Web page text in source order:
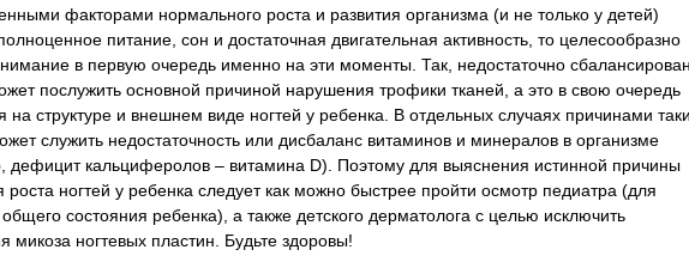
факторами нормального роста и развития организма (и не только у детей)
питание, сон и достаточная двигательная активность, то целесообразно
в первую очередь именно на эти моменты. Так, недостаточно
послужить основной причиной нарушения трофики тканей, а это в свою очередь
на структуре и внешнем виде ногтей у ребенка. В отдельных случаях причинами
служить недостаточность или дисбаланс витаминов и минералов в организме
дефицит кальциферолов – витамина D). Поэтому для выяснения истинной причины
роста ногтей у ребенка следует как можно быстрее пройти осмотр педиатра (для
состояния ребенка), а также детского дерматолога с целью исключить
микоза ногтевых пластин. Будьте здоровы!